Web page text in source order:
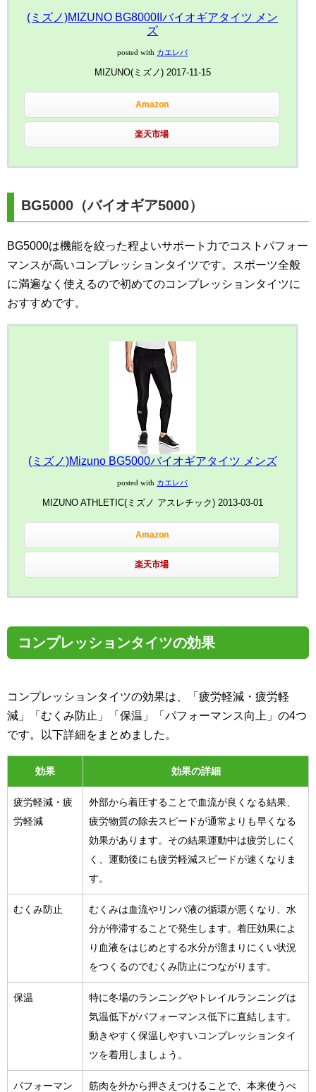
(ミズノ)MIZUNO BG8000IIバイオギアタイツ メン
ズ
posted with カエレバ
MIZUNO(ミズノ) 2017-11-15
Amazon
楽天市場
BG5000（バイオギア5000）
BG5000は機能を絞った程よいサポート力でコストパフォー
マンスが高いコンプレッションタイツです。スポーツ全般
に満遍なく使えるので初めてのコンプレッションタイツに
おすすめです。
(ミズノ)Mizuno BG5000バイオギアタイツ メンズ
posted with カエレバ
MIZUNO ATHLETIC(ミズノ アスレチック) 2013-03-01
Amazon
楽天市場
コンプレッションタイツの効果
コンプレッションタイツの効果は、「疲労軽減・疲労軽
減」「むくみ防止」「保温」「パフォーマンス向上」の4つ
です。以下詳細をまとめました。
効果 効果の詳細
疲労軽減・疲
労軽減
外部から着圧することで血流が良くなる結果、
疲労物質の除去スピードが通常よりも早くなる
効果があります。その結果運動中は疲労しにく
く、運動後にも疲労軽減スピードが速くなりま
す。
むくみ防止
むくみは血流やリンパ液の循環が悪くなり、水
分が停滞することで発生します。着圧効果によ
り血液をはじめとする水分が溜まりにくい状況
をつくるのでむくみ防止につながります。
保温
特に冬場のランニングやトレイルランニングは
気温低下がパフォーマンス低下に直結します。
動きやすく保温しやすいコンプレッションタイ
ツを着用しましょう。
パフォーマン
筋肉を外から押さえつけることで、本来使うべ